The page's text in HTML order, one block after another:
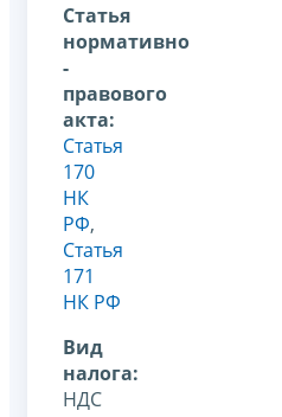
Статья
нормативно
-
правового
акта:
Статья
170
НК
РФ,
Статья
171
НК РФ
Вид
налога:
НДС